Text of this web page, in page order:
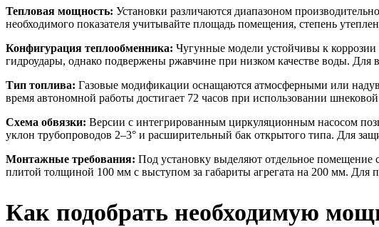
Тепловая мощность: Установки различаются диапазоном
необходимого показателя учитывайте площадь помещения, степень
Конфигурация теплообменника: Чугунные модели устойчивы к
гидроудары, однако подвержены ржавчине при низком качестве воды.
Тип топлива: Газовые модификации оснащаются атмосферными или
время автономной работы достигает 72 часов при использовании
Схема обвязки: Версии с интегрированным циркуляционным насосом
уклон трубопроводов 2–3° и расширительный бак открытого типа. Для
Монтажные требования: Под установку выделяют отдельное
плитой толщиной 100 мм с выступом за габариты агрегата на 200 мм. Для
Как подобрать необходимую